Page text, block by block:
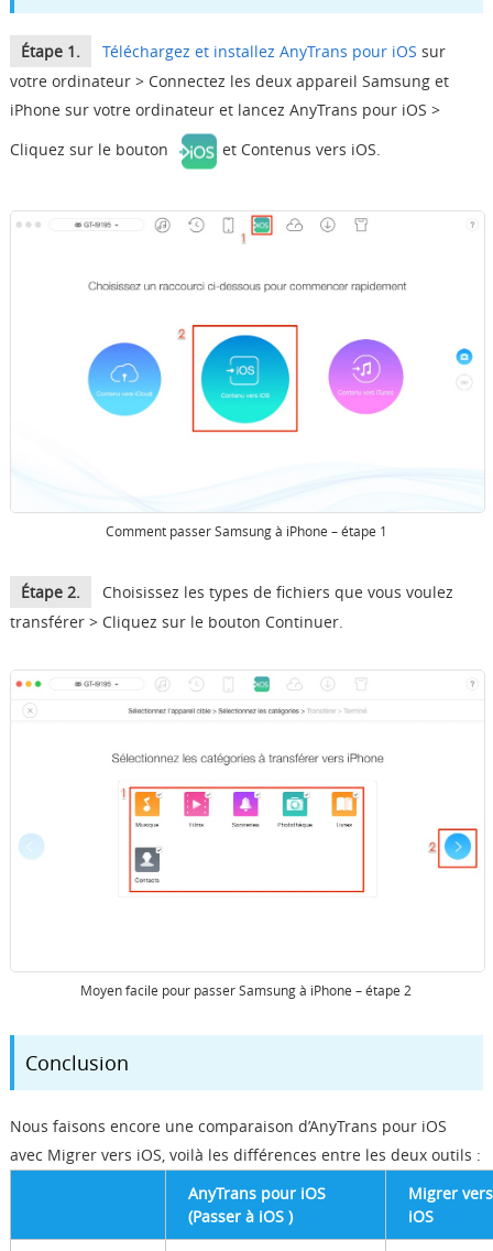
Étape 1. Téléchargez et installez AnyTrans pour iOS sur
votre ordinateur > Connectez les deux appareil Samsung et
iPhone sur votre ordinateur et lancez AnyTrans pour iOS >
Cliquez sur le bouton
et Contenus vers iOS.
Comment passer Samsung à iPhone – étape 1
Étape 2.
Choisissez les types de fichiers que vous voulez
transférer > Cliquez sur le bouton Continuer.
Moyen facile pour passer Samsung à iPhone – étape 2
Conclusion
Nous faisons encore une comparaison d’AnyTrans pour iOS
avec Migrer vers iOS, voilà les différences entre les deux outils :
AnyTrans pour iOS
(Passer à iOS )
Migrer vers
iOS